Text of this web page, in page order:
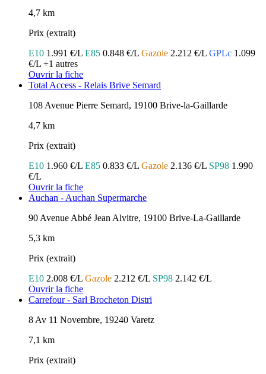
4,7 km
Prix (extrait)
E10 1.991 €/L E85 0.848 €/L Gazole 2.212 €/L GPLc 1.099
€/L +1 autres
Ouvrir la fiche
Total Access - Relais Brive Semard
108 Avenue Pierre Semard, 19100 Brive-la-Gaillarde
4,7 km
Prix (extrait)
E10 1.960 €/L E85 0.833 €/L Gazole 2.136 €/L SP98 1.990
€/L
Ouvrir la fiche
Auchan - Auchan Supermarche
90 Avenue Abbé Jean Alvitre, 19100 Brive-La-Gaillarde
5,3 km
Prix (extrait)
E10 2.008 €/L Gazole 2.212 €/L SP98 2.142 €/L
Ouvrir la fiche
Carrefour - Sarl Brocheton Distri
8 Av 11 Novembre, 19240 Varetz
7,1 km
Prix (extrait)